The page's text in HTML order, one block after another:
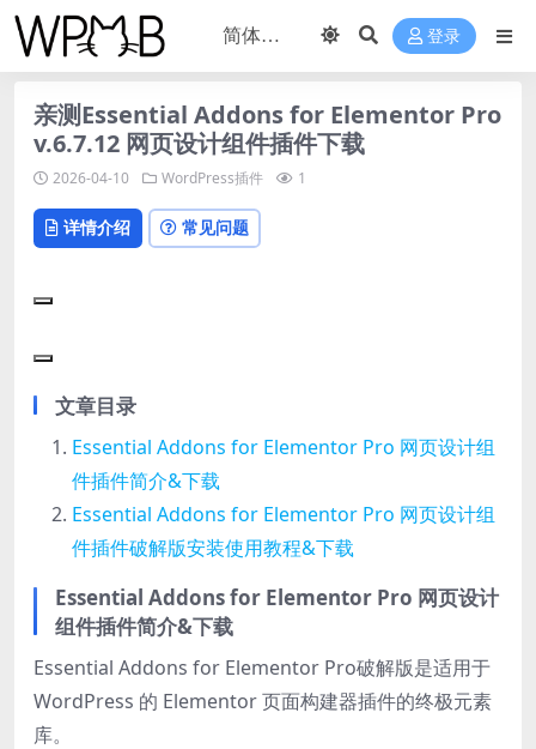
登录
亲测Essential Addons for Elementor Pro
v.6.7.12 网页设计组件插件下载
2026-04-10 WordPress插件 1
详情介绍 常见问题
文章目录
Essential Addons for Elementor Pro 网页设计组
件插件简介&下载
Essential Addons for Elementor Pro 网页设计组
件插件破解版安装使用教程&下载
Essential Addons for Elementor Pro 网页设计
组件插件简介&下载
Essential Addons for Elementor Pro破解版是适用于
WordPress 的 Elementor 页面构建器插件的终极元素
库。